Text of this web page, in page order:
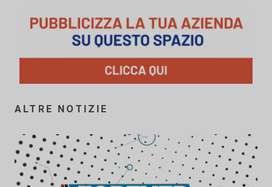
ALTRE NOTIZIE